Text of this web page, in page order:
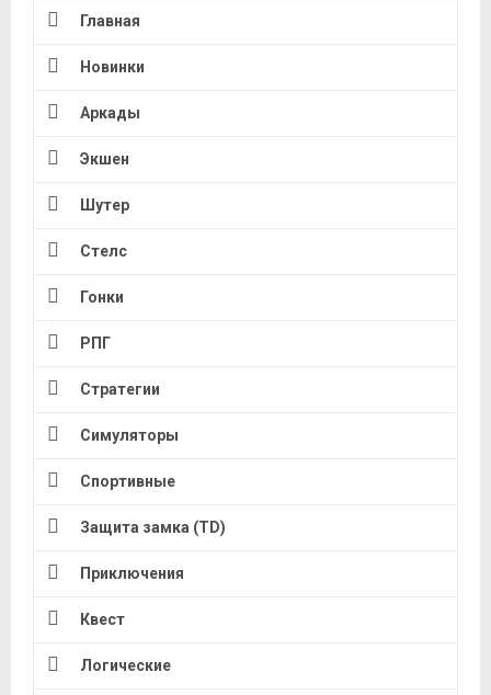
Главная
Новинки
Аркады
Экшен
Шутер
Стелс
Гонки
РПГ
Стратегии
Симуляторы
Спортивные
Защита замка (TD)
Приключения
Квест
Логические